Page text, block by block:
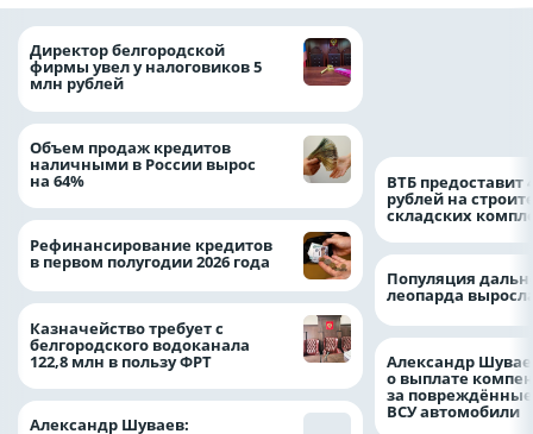
Директор белгородской
фирмы увел у налоговиков 5
млн рублей
Объем продаж кредитов
наличными в России вырос
на 64%
Рефинансирование кредитов
в первом полугодии 2026 года
Казначейство требует с
белгородского водоканала
122,8 млн в пользу ФРТ
Александр Шуваев:
ВТБ предоставит
рублей на
складских
Популяция
леопарда
Александр
о выплате
за
ВСУ автомобили